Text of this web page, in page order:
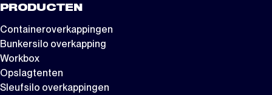
PRODUCTEN
Containeroverkappingen
Bunkersilo overkapping
Workbox
Opslagtenten
Sleufsilo overkappingen